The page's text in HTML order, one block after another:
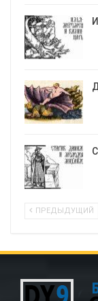
ПРЕДЫДУЩИЙ